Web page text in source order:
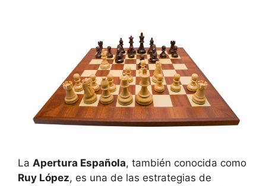
La Apertura Española, también conocida como
Ruy López, es una de las estrategias de